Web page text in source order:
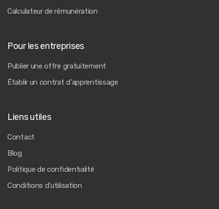
Calculateur de rémunération
Pour les entreprises
Publier une offre gratuitement
Établir un contrat d'apprentissage
Liens utiles
Contact
Blog
Politique de confidentialité
Conditions d'utilisation